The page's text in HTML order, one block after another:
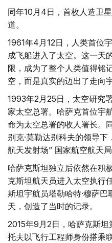
同年10月4日，首枚人造卫
道。
1961年4月12日，人类首位
成飞船进入了太空。这一天
限，成为了整个人类值得铭
空，而是真实的迈出了走向
1993年2月25日，太空研究
家太空总署。哈萨克首位宇
命为太空总署的收人署长。
别克·莫勒达别科夫的领导
航天发射场” 国家航空航天局
哈萨克斯坦独立后依然在积
克斯坦航天员进入太空执行
斯坦宇航员塔勒哈特·穆萨
天，创造了当时的记录。
2015年9月2日，哈萨克斯坦
托夫以飞行工程师身份搭乘